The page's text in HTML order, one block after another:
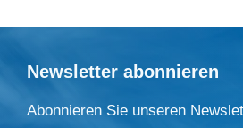
Newsletter abonnieren
Abonnieren Sie unseren